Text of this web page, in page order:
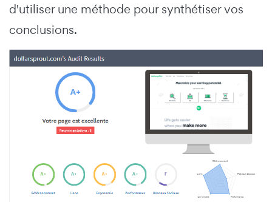
d'utiliser une méthode pour synthétiser vos
conclusions.